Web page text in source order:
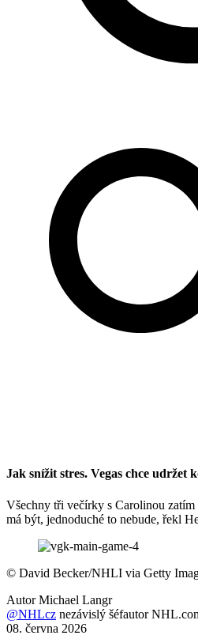
Jak snížit stres. Vegas chce
Všechny tři večírky s Carolinou
má být, jednoduché to nebude, řekl
© David Becker/NHLI via Getty
Autor Michael Langr
@NHLcz nezávislý šéfautor
08. června 2026